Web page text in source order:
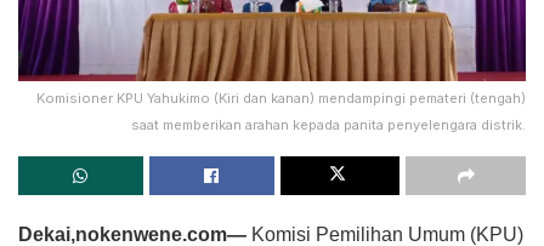
Komisioner KPU Yahukimo (Kiri dan kanan) mendampingi pemateri (tengah)
saat memberikan arahan kepada panita penyelengara distrik.
Dekai,nokenwene.com— Komisi Pemilihan Umum (KPU)